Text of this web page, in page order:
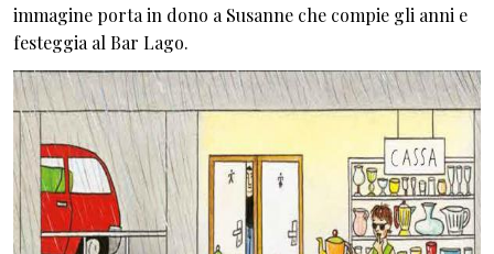
immagine porta in dono a Susanne che compie gli anni e
festeggia al Bar Lago.